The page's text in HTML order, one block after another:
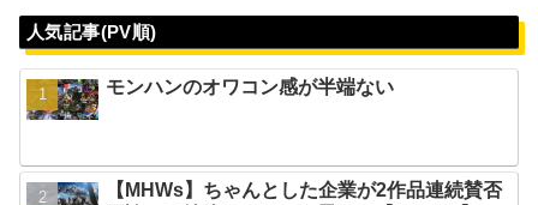
人気記事(PV順)
モンハンのオワコン感が半端ない
【MHWs】ちゃんとした企業が2作品連続賛否